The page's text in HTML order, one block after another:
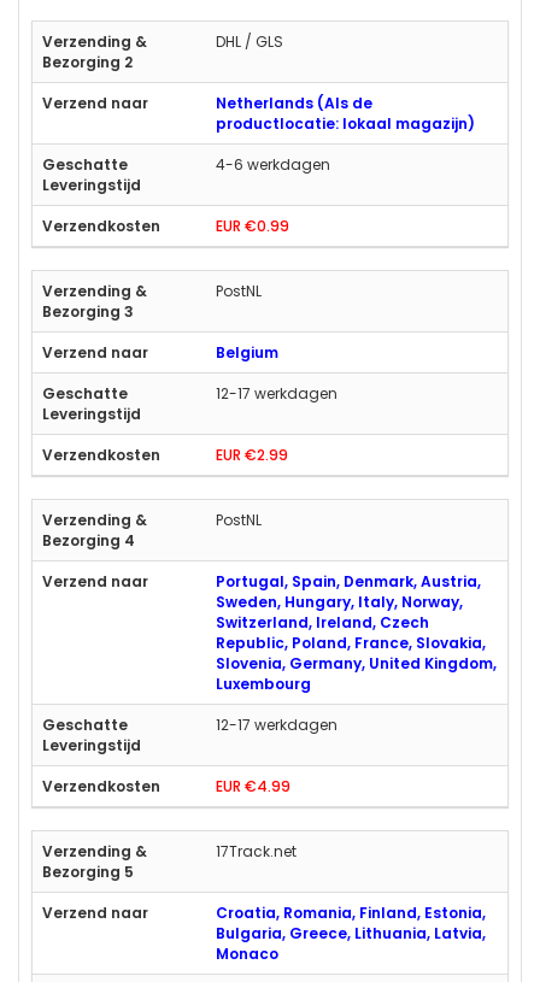
DHL / GLS
Netherlands (Als de
productlocatie: lokaal magazijn)
4-6 werkdagen
EUR €0.99
PostNL
Belgium
12-17 werkdagen
EUR €2.99
PostNL
Portugal, Spain, Denmark, Austria,
Sweden, Hungary, Italy, Norway,
Switzerland, Ireland, Czech
Republic, Poland, France, Slovakia,
Slovenia, Germany, United Kingdom,
Luxembourg
12-17 werkdagen
EUR €4.99
17Track.net
Croatia, Romania, Finland, Estonia,
Bulgaria, Greece, Lithuania, Latvia,
Monaco